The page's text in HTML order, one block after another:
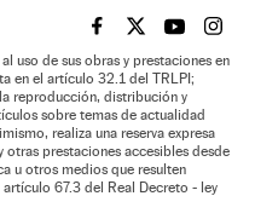
EL PAÍS BRASIL EN
EL PAÍSEL PAÍS
EL
uso de sus obras y prestaciones en
en el artículo 32.1 del TRLPI;
reproducción, distribución y
sobre temas de actualidad
realiza una reserva expresa
otras prestaciones accesibles desde
u otros medios que resulten
67.3 del Real Decreto - ley